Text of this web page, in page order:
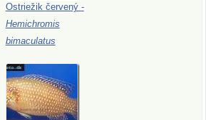
Ostriežik červený -
Hemichromis
bimaculatus